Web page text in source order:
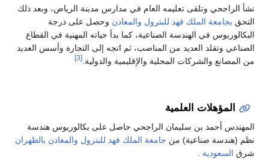
نشأ الراجحي وتلقى تعليمه العام في مدارس مدينة الرياض، وبعد ذلك
التحق بجامعة الملك فهد للبترول والمعادن وحصل على درجة
البكالوريوس في الهندسة الصناعية، كما بدأ حياته المهنية في القطاع
الصناعي وتقلد العديد من المناصب، ثم اتجه إلى التجارة وأسس العديد
من المصانع والشركات المحلية والإقليمية والدولية. [3]
المؤهلات العلمية
المهندس أحمد بن سليمان الراجحي حاصل على بكالوريوس هندسة
نظم (هندسة صناعية) من جامعة الملك فهد للبترول والمعادن بالظهران
شرق السعودية .